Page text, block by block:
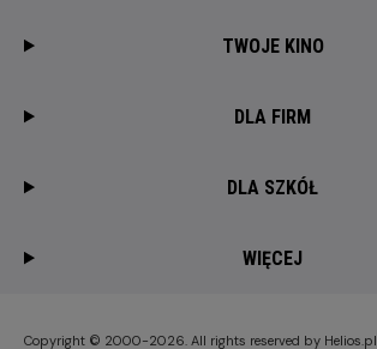
TWOJE KINO
DLA FIRM
DLA SZKÓŁ
WIĘCEJ
Copyright © 2000-2026. All rights reserved by Helios.pl